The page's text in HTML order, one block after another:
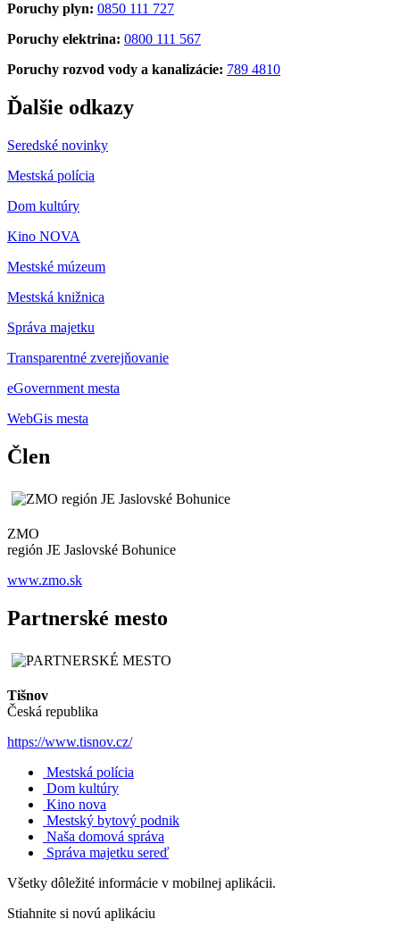
Poruchy plyn: 0850 111 727
Poruchy elektrina: 0800 111 567
Poruchy rozvod vody a kanalizácie: 789 4810
Ďalšie odkazy
Seredské novinky
Mestská polícia
Dom kultúry
Kino NOVA
Mestské múzeum
Mestská knižnica
Správa majetku
Transparentné zverejňovanie
eGovernment mesta
WebGis mesta
Člen
ZMO
región JE Jaslovské Bohunice
www.zmo.sk
Partnerské mesto
Tišnov
Česká republika
https://www.tisnov.cz/
Mestská polícia
Dom kultúry
Kino nova
Mestský bytový podnik
Naša domová správa
Správa majetku sereď
Všetky dôležité informácie v mobilnej aplikácii.
Stiahnite si novú aplikáciu